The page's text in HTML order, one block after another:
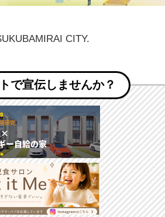
CITY.
で宣伝しませんか？